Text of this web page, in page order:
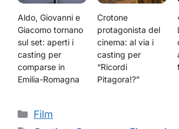
Aldo, Giovanni e
Giacomo tornano
sul set: aperti i
casting per
comparse in
Emilia-Romagna
Crotone
protagonista del
cinema: al via i
casting per
“Ricordi
Pitagora!?”
Categorie
Film